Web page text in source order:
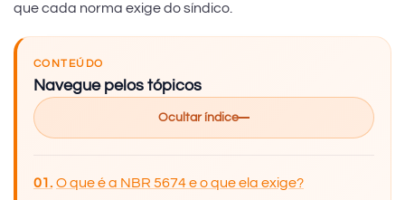
que cada norma exige do síndico.
CONTEÚDO
Navegue pelos tópicos
Ocultar índice
O que é a NBR 5674 e o que ela exige?